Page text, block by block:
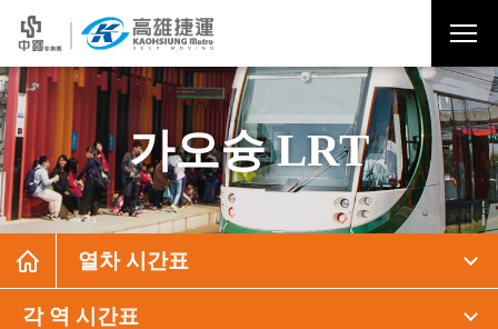
가오슝 LRT
열차 시간표
각 역 시간표